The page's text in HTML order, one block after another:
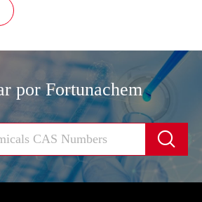
por Fortunachem
